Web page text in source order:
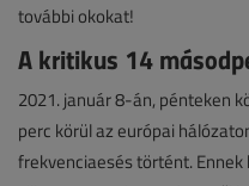
további okokat!
A kritikus 14
2021. január 8-án, pénteken
perc körül az európai
frekvenciaesés történt.